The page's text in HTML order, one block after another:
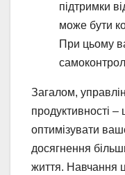
підтримки
може бути
При цьому
Загалом,
продуктивності
оптимізувати
досягнення
життя. Навчання